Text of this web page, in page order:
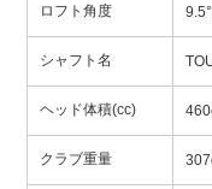
ロフト角度 9.5°
シャフト名
ヘッド体積(cc)
クラブ重量